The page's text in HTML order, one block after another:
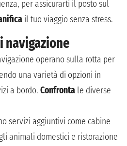
per assicurarti il posto sul
il tuo viaggio senza stress.
navigazione
operano sulla rotta per
una varietà di opzioni in
a bordo. Confronta le diverse
servizi aggiuntivi come cabine
animali domestici e ristorazione